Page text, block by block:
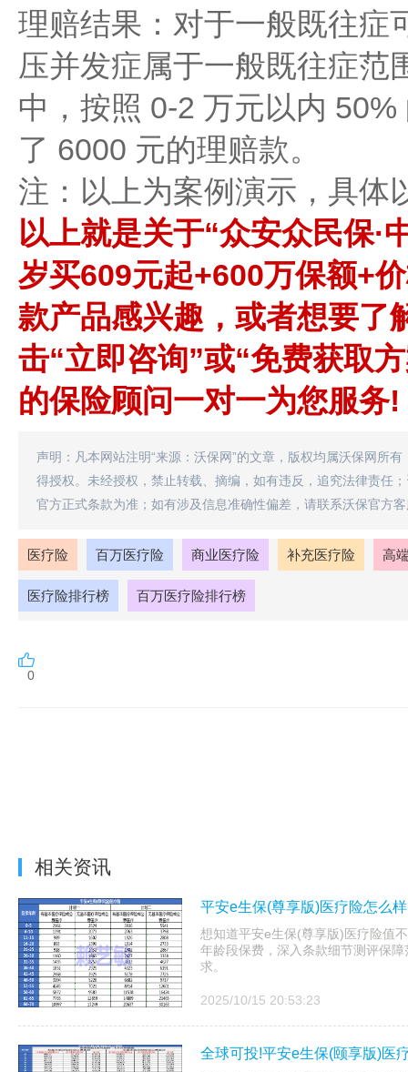
理赔结果：对于一般既往症
压并发症属于一般既往症范
中，按照 0-2 万元以内
了 6000 元的理赔款。
注：以上为案例演示，具体
以上就是关于“众安众民保·
岁买609元起+600万保额+
款产品感兴趣，或者想要了
击“立即咨询”或“免费获取
的保险顾问一对一为您服务!
声明：凡本网站注明“来源：沃保网”的文章，版权均属沃保网所
得授权。未经授权，禁止转载、摘编，如有违反，追究法律责任
官方正式条款为准；如有涉及信息准确性偏差，请联系沃保官方
医疗险 百万医疗险 商业医疗险 补充医疗险 高
医疗险排行榜 百万医疗险排行榜
0
相关资讯
平安e生保(尊享版)医疗险怎么
想知道平安e生保(尊享版)医疗险值
年龄段保费，深入条款细节测评保
求。
2025/10/15 20:53:23
全球可投!平安e生保(颐享版)医